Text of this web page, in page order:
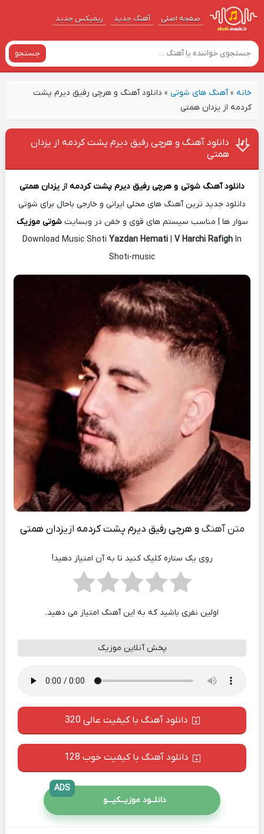
صفحه اصلی آهنگ‌ جدید ریمیکس جدید
جستجو
خانه»آهنگ های شوتی» دانلود آهنگ و هرچی رفیق دیرم پشت
کردمه از یزدان همتی
دانلود آهنگ و هرچی رفیق دیرم پشت کردمه از یزدان
همتی
دانلود آهنگ شوتی و هرچی رفیق دیرم پشت کردمه از یزدان همتی
دانلود جدید ترین آهنگ های محلی ایرانی و خارجی باحال برای شوتی
سوار ها | مناسب سیستم های قوی و خفن در وبسایتشوتی موزیک
Download Music Shoti Yazdan Hemati V Harchi Rafigh In
Shoti-music
متن آهنگ و هرچی رفیق دیرم پشت کردمه از یزدان همتی
روی یک ستاره کلیک کنید تا به آن امتیاز دهید!
اولین نفری باشید که به این آهنگ امتیاز می دهید.
پخش آنلاین موزیک
دانلود آهنگ با کیفیت عالی 320
دانلود آهنگ با کیفیت خوب 128
دانلــود موزیــکیـــو
ADS